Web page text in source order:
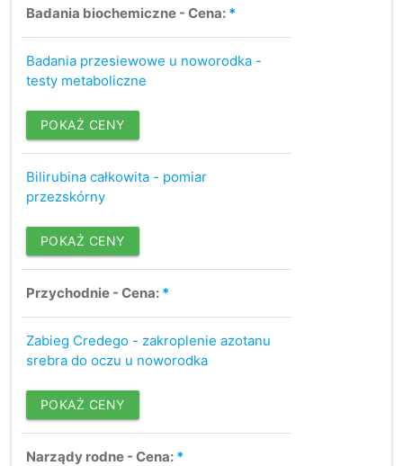
Badania biochemiczne - Cena: *
Badania przesiewowe u noworodka -
testy metaboliczne
POKAŻ CENY
Bilirubina całkowita - pomiar
przezskórny
POKAŻ CENY
Przychodnie - Cena: *
Zabieg Credego - zakroplenie azotanu
srebra do oczu u noworodka
POKAŻ CENY
Narządy rodne - Cena: *